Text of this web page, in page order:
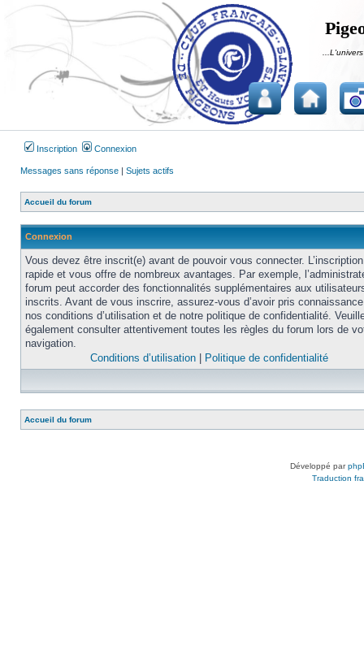
Inscription Connexion
Messages sans réponse | Sujets actifs
Accueil du forum
Connexion
Vous devez être inscrit(e) avant de pouvoir vous connecter.
rapide et vous offre de nombreux avantages. Par exemple,
forum peut accorder des fonctionnalités supplémentaires aux
inscrits. Avant de vous inscrire, assurez-vous d’avoir pris
nos conditions d’utilisation et de notre politique de confidentialité.
également consulter attentivement toutes les règles du forum lors de
navigation.
Conditions d’utilisation
Politique de confidentialité
Accueil du forum
Développé par
Traduction